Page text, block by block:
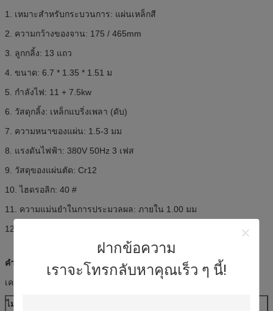
ฝากข้อความ
เราจะโทรกลับหาคุณเร็ว ๆ นี้!
1. เหมาะสำหรับกระบวนการ: แผ่นเหล็กสี
2. ความกว้างของจาน: 175 / 465mm
3. ลูกกลิ้ง: 13 แถว
4. ขนาด: 6.7 * 1.35 * 1.51 ม
5. กำลังไฟ: 11 + 7.5kw
6. วัสดุกลิ้ง: เหล็กแบริ่งเพลา (ดับ)
7. ความหนาของแผ่น: 1.5-3 มม
8. แรงดันไฟฟ้า: 380V 50Hz 3 เฟส
9. วัสดุของแผ่นตัด: Cr12
10. ไฮดรอลิก: 40 #
11. ความแม่นยำในการประมวลผล: ภายใน 1.00 มม
12. ระบบควบคุม: การควบคุม PLC
คำอธิบาย:
เครื่องขึ้นรูปม้วนรูปตัว C พารามิเตอร์หลัก
ไม่